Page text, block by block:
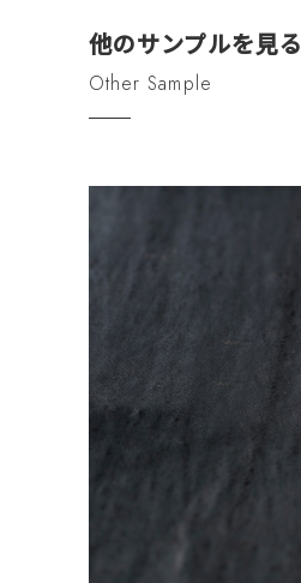
他のサンプルを見る
Other Sample